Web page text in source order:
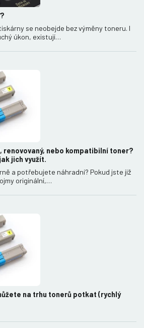
se neobejde bez výměny toneru. I
úkon, existují…
renovovaný, nebo kompatibilní toner?
jich využít.
a potřebujete náhradní? Pokud jste již
originální,…
na trhu tonerů potkat (rychlý